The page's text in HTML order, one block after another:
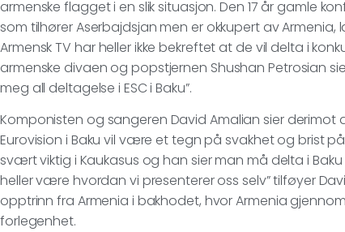
armenske flagget i en slik situasjon. Den 17 år gamle
som tilhører Aserbajdsjan men er okkupert av Armenia,
Armensk TV har heller ikke bekreftet at de vil delta i
armenske divaen og popstjernen Shushan Petrosian
meg all deltagelse i ESC i Baku”.
Komponisten og sangeren David Amalian sier
Eurovision i Baku vil være et tegn på svakhet og brist
svært viktig i Kaukasus og han sier man må delta i Baku
heller være hvordan vi presenterer oss selv” tilføyer
opptrinn fra Armenia i bakhodet, hvor Armenia
forlegenhet.